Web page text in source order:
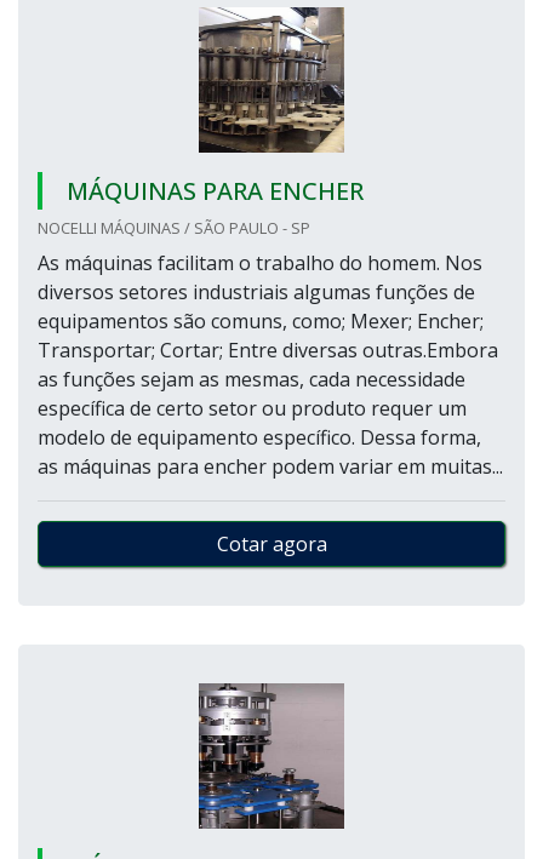
MÁQUINAS PARA ENCHER
NOCELLI MÁQUINAS / SÃO PAULO - SP
As máquinas facilitam o trabalho do homem. Nos
diversos setores industriais algumas funções de
equipamentos são comuns, como; Mexer; Encher;
Transportar; Cortar; Entre diversas outras.Embora
as funções sejam as mesmas, cada necessidade
específica de certo setor ou produto requer um
modelo de equipamento específico. Dessa forma,
as máquinas para encher podem variar em muitas...
Cotar agora